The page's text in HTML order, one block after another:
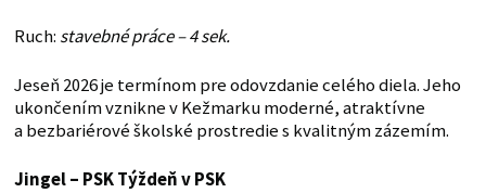
Ruch: stavebné práce – 4 sek.
Jeseň 2026 je termínom pre odovzdanie celého diela. Jeho
ukončením vznikne v Kežmarku moderné, atraktívne
a bezbariérové školské prostredie s kvalitným zázemím.
Jingel – PSK Týždeň v PSK